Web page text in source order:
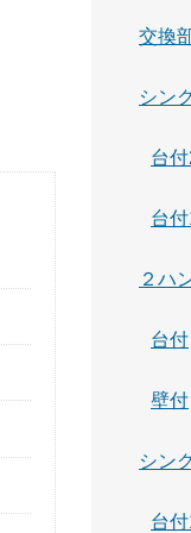
交換
シン
台
台
２ハ
台付
壁付
シン
台